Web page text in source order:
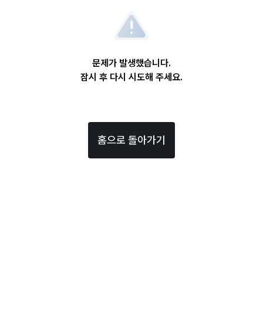
문제가 발생했습니다.
잠시 후 다시 시도해 주세요.
홈으로 돌아가기